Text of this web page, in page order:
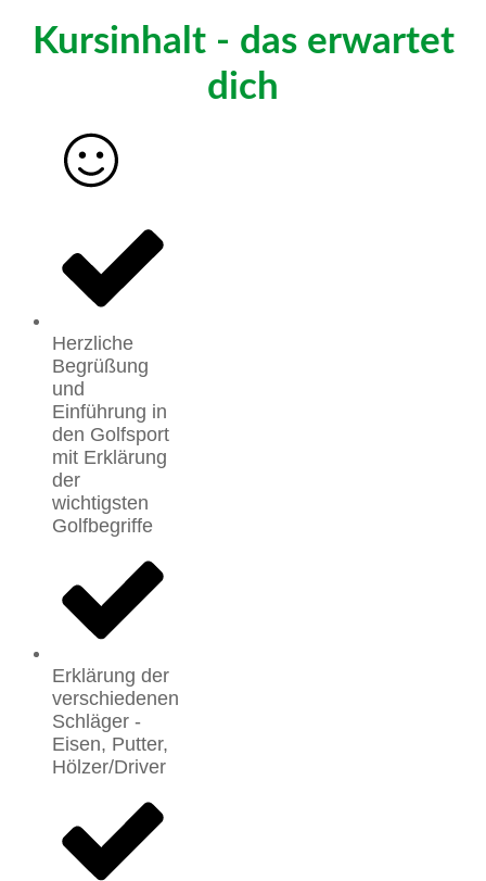
Kursinhalt - das erwartet
dich
Herzliche
Begrüßung
und
Einführung in
den Golfsport
mit Erklärung
der
wichtigsten
Golfbegriffe
Erklärung der
verschiedenen
Schläger -
Eisen, Putter,
Hölzer/Driver